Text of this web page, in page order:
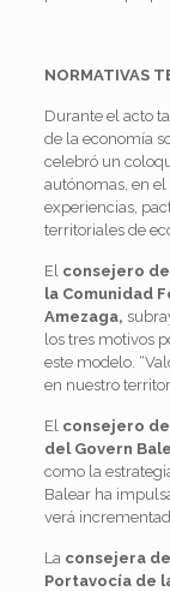
NORMATIVAS
Durante el acto
de la economía
celebró un
autónomas, en
experiencias,
territoriales de
El consejero
la Comunidad
Amezaga,
los tres motivos
este modelo.
en nuestro
El consejero
del Govern
como la
Balear ha
verá
La consejera
Portavocía de